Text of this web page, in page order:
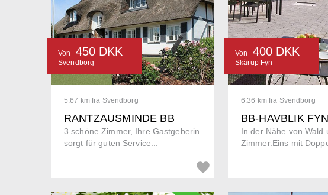
5.67 km fra Svendborg
RANTZAUSMINDE BB
3 schöne Zimmer, Ihre Gastgeberin
sorgt für guten Service...
Von 450 DKK
Svendborg
6.36 km fra Svendborg
BB-HAVBLIK FYN
In der Nähe von Wald
Zimmer.Eins mit
Von 400 DKK
Skårup Fyn